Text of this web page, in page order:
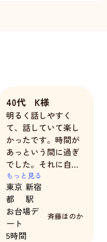
40代 K様
明るく話しやすく
て、話していて楽し
かったです。時間が
あっという間に過ぎ
でした。それに自分
の話も、真剣に聞い
てくれた事です。
もっと見る
東京
都
新宿
駅
お台場デ
ート
5時間
斉藤ほのか